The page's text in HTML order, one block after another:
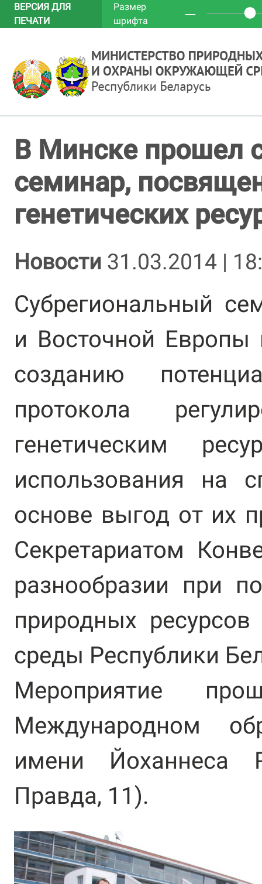
ВЕРСИЯ ДЛЯ
ПЕЧАТИ
Размер
шрифта
─
В Минске прошел
семинар,
генетических
Новости 31.03.2014 |
Субрегиональный
и Восточной
созданию
протокола
генетическим
использования на
основе выгод от их
Секретариатом
разнообразии при
природных
среды Республики
Мероприятие
Международном
имени Йоханнеса
Правда, 11).